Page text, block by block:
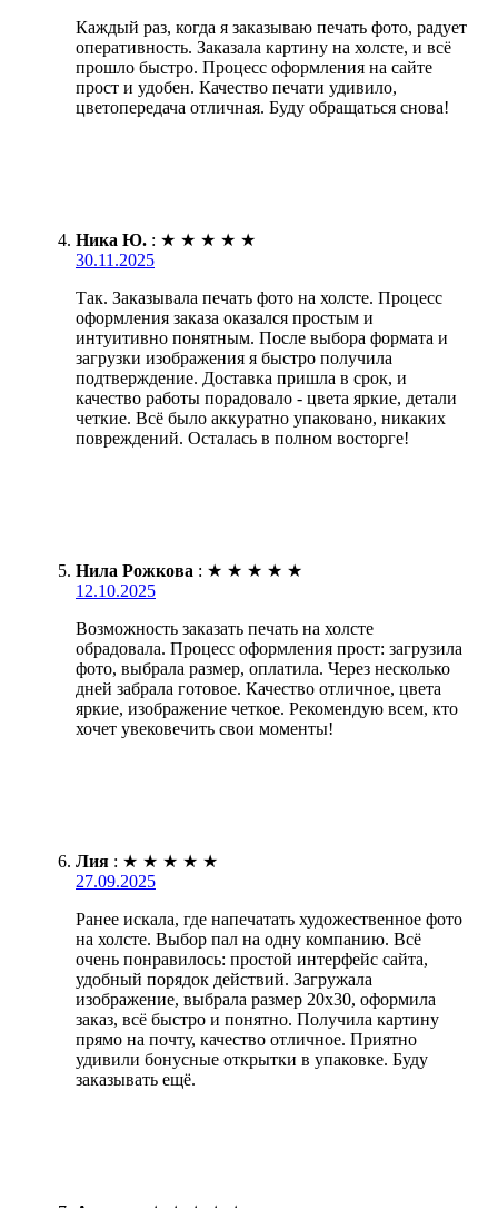
Каждый раз, когда я заказываю печать фото, радует
оперативность. Заказала картину на холсте, и всё
прошло быстро. Процесс оформления на сайте
прост и удобен. Качество печати удивило,
цветопередача отличная. Буду обращаться снова!
Ника Ю. : ★ ★ ★ ★ ★
30.11.2025
Так. Заказывала печать фото на холсте. Процесс
оформления заказа оказался простым и
интуитивно понятным. После выбора формата и
загрузки изображения я быстро получила
подтверждение. Доставка пришла в срок, и
качество работы порадовало - цвета яркие, детали
четкие. Всё было аккуратно упаковано, никаких
повреждений. Осталась в полном восторге!
Нила Рожкова : ★ ★ ★ ★ ★
12.10.2025
Возможность заказать печать на холсте
обрадовала. Процесс оформления прост: загрузила
фото, выбрала размер, оплатила. Через несколько
дней забрала готовое. Качество отличное, цвета
яркие, изображение четкое. Рекомендую всем, кто
хочет увековечить свои моменты!
Лия : ★ ★ ★ ★ ★
27.09.2025
Ранее искала, где напечатать художественное фото
на холсте. Выбор пал на одну компанию. Всё
очень понравилось: простой интерфейс сайта,
удобный порядок действий. Загружала
изображение, выбрала размер 20х30, оформила
заказ, всё быстро и понятно. Получила картину
прямо на почту, качество отличное. Приятно
удивили бонусные открытки в упаковке. Буду
заказывать ещё.